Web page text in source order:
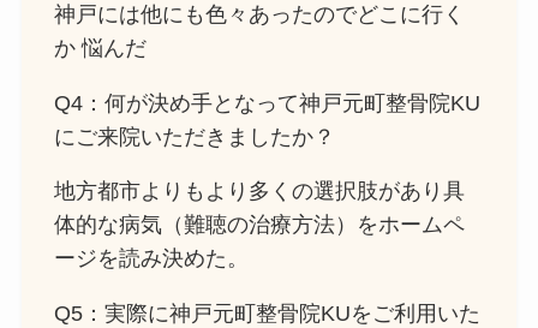
神戸には他にも色々あったのでどこに行く
か 悩んだ
Q4：何が決め手となって神戸元町整骨院KU
にご来院いただきましたか？
地方都市よりもより多くの選択肢があり具
体的な病気（難聴の治療方法）をホームペ
ージを読み決めた。
Q5：実際に神戸元町整骨院KUをご利用いた